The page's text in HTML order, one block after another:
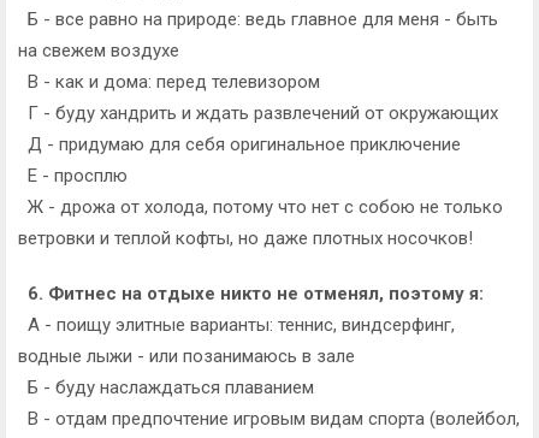
Б - все равно на природе: ведь главное для меня - быть
на свежем воздухе
В - как и дома: перед телевизором
Г - буду хандрить и ждать развлечений от окружающих
Д - придумаю для себя оригинальное приключение
Е - просплю
Ж - дрожа от холода, потому что нет с собою не только
ветровки и теплой кофты, но даже плотных носочков!
6. Фитнес на отдыхе никто не отменял, поэтому я:
А - поищу элитные варианты: теннис, виндсерфинг,
водные лыжи - или позанимаюсь в зале
Б - буду наслаждаться плаванием
В - отдам предпочтение игровым видам спорта (волейбол,